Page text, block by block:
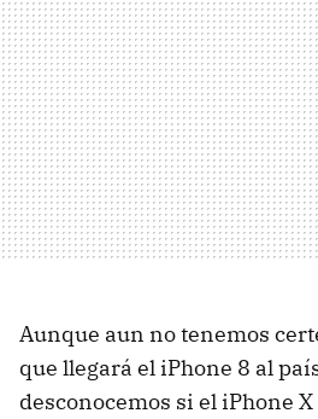
Aunque aun no tenemos
que llegará el iPhone 8 al
desconocemos si el iPhone